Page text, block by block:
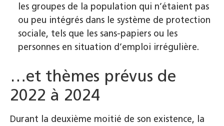
les groupes de la population qui n’étaient pas
ou peu intégrés dans le système de protection
sociale, tels que les sans-papiers ou les
personnes en situation d’emploi irrégulière.
…et thèmes prévus de
2022 à 2024
Durant la deuxième moitié de son existence, la